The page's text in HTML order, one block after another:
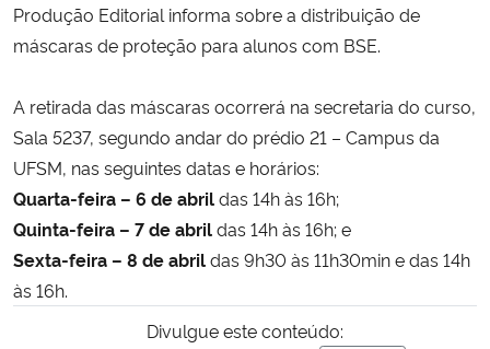
Ministério do Meio Ambiente
Ministério do Desenvolvimento Regional
Controladoria-Geral da União
Ministério da Mulher, da Família e dos Direitos Humanos
Produção Editorial informa sobre a distribuição de
máscaras de proteção para alunos com BSE.
A retirada das máscaras ocorrerá na secretaria do curso,
Sala 5237, segundo andar do prédio 21 – Campus da
UFSM, nas seguintes datas e horários:
Quarta-feira – 6 de abrildas 14h às 16h;
Quinta-feira – 7 de abrildas 14h às 16h; e
Sexta-feira – 8 de abrildas 9h30 às 11h30min e das 14h
às 16h.
Divulgue este conteúdo: